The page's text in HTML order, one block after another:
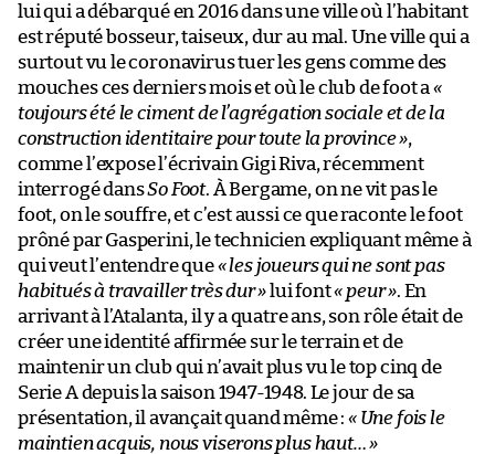
lui qui a débarqué en 2016 dans une ville où l’habitant
est réputé bosseur, taiseux, dur au mal. Une ville qui a
surtout vu le coronavirus tuer les gens comme des
mouches ces derniers mois et où le club de foot a«
toujours été le ciment de l’agrégation sociale et de la
construction identitaire pour toute la province »,
comme l’expose l’écrivain Gigi Riva, récemment
interrogé dansSo Foot. À Bergame, on ne vit pas le
foot, on le souffre, et c’est aussi ce que raconte le foot
prôné par Gasperini, le technicien expliquant même à
qui veut l’entendre que« les joueurs qui ne sont pas
habitués à travailler très dur » lui font« peur ». En
arrivant à l’Atalanta, il y a quatre ans, son rôle était de
créer une identité affirmée sur le terrain et de
maintenir un club qui n’avait plus vu le top cinq de
Serie A depuis la saison 1947-1948. Le jour de sa
présentation, il avançait quand même : « Une fois le
maintien acquis, nous viserons plus haut… »